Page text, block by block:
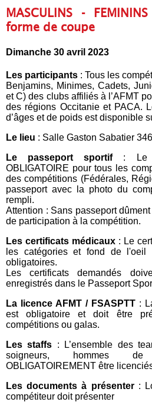
MASCULINS -
forme de coupe
Dimanche 30 avril 2023
Les participants : Tous les
Benjamins, Minimes, Cadets,
et C) des clubs affiliés à l’AFMT
des régions Occitanie et PACA.
d’âges et de poids est disponible
Le lieu : Salle Gaston Sabatier
Le passeport sportif: Le
OBLIGATOIRE pour tous les
des compétitions (Fédérales,
passeport avec la photo du
rempli.
Attention : Sans passeport
de participation à la compétition.
Les certificats médicaux : Le
les catégories et fond de
obligatoires.
Les certificats demandés
enregistrés dans le Passeport
La licence AFMT / FSASPTT :
est obligatoire et doit être
compétitions ou galas.
Les staffs : L’ensemble des
soigneurs, hommes
OBLIGATOIREMENT être
Les documents à présenter:
compétiteur doit présenter